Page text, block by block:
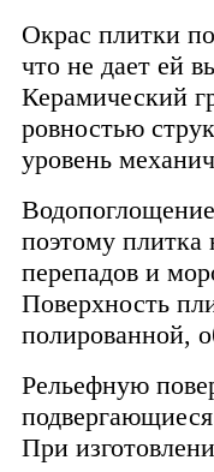
Окрас плитки
что не дает ей
Керамический
ровностью
уровень
поэтому плитка
перепадов и
Поверхность
полированной,
Рельефную
При